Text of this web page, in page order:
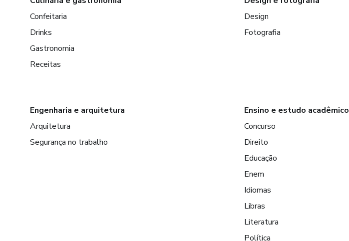
Confeitaria
Drinks
Gastronomia
Receitas
Design
Fotografia
Engenharia e arquitetura
Arquitetura
Segurança no trabalho
Ensino e estudo acadêmico
Concurso
Direito
Educação
Enem
Idiomas
Libras
Literatura
Política